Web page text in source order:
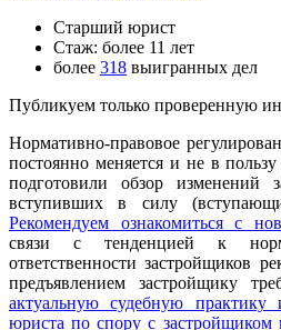
Старший юрист
Стаж: более 11 лет
более 318 выигранных дел
Публикуем только проверенную
Нормативно-правовое
постоянно меняется и не в
подготовили обзор изменений
вступивших в силу
Рекомендуем ознакомиться с
связи с тенденцией к
ответственности застройщиков
предъявлением застройщику
актуальную судебную практику
юриста по спору с